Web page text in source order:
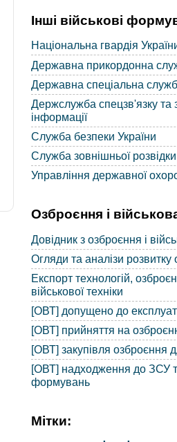
Інші військові
Національна гвардія
Державна прикордонна
Державна спеціальна
Держслужба спецзв'язку та
інформації
Служба безпеки України
Служба зовнішньої
Управління державної
Озброєння і
Довідник з озброєння і
Огляди та аналізи розвитку
Експорт технологій,
військової техніки
[ОВТ] допущено до
[ОВТ] прийняття на
[ОВТ] закупівля озброєння
[ОВТ] надходження до ЗСУ
формувань
Мітки: